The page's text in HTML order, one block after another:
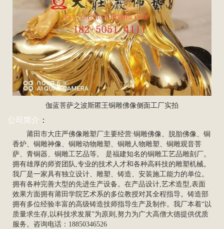
伽蓝菩萨之波斯匿王铜雕佛像侧面工厂实拍
公司简介 ：
莆田市大庄严佛像雕塑厂主要经营:铜雕佛像、脱胎佛像、铜
香炉、铜雕神像、铜雕动物雕塑、铜雕人物雕塑、 铜雕观音菩
萨、青铜器、 铜雕工艺品等。 是福建知名的铜雕工艺品雕刻厂。
拥有雄厚的师资团队,专业的技术人才和各种高科技的雕塑机械。
我厂是一家具有独立设计、雕塑、铸造、安装施工能力的单位。
拥有各种完善大型的先进生产设备。在产品设计,艺术造型,表面
效果方面拥有莆田学院艺术系的多位教授对其全程指导。铸造部
拥有多位经验丰富的高级铸造技师指导生产及制作。我厂本着“以
质量求生存,以科技求发展”为原则,努力为广大高僧大德提供优质
服务。咨询电话：18850346526